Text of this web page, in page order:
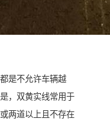
是不允许车辆越
，双黄实线常用于
两道以上且不存在